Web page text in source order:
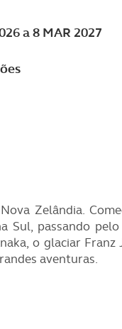
a 8 MAR 2027
Zelândia.
Sul, passando
o glaciar Franz
aventuras.